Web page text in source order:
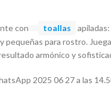
con toallas
pequeñas para rostro.
armónico y